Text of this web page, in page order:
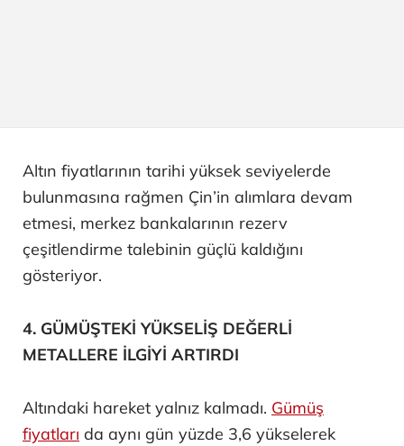
Altın fiyatlarının tarihi yüksek seviyelerde
bulunmasına rağmen Çin’in alımlara devam
etmesi, merkez bankalarının rezerv
çeşitlendirme talebinin güçlü kaldığını
gösteriyor.
4. GÜMÜŞTEKİ YÜKSELİŞ DEĞERLİ
METALLERE İLGİYİ ARTIRDI
Altındaki hareket yalnız kalmadı. Gümüş
fiyatları da aynı gün yüzde 3,6 yükselerek